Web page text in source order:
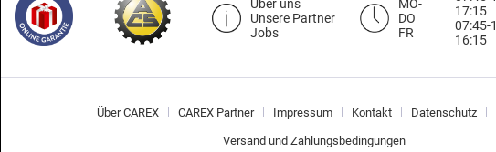
Über uns
Unsere Partner
Jobs
MO-
DO
FR
17:15
07:45-
16:15
Über CAREX CAREX Partner Impressum Kontakt Datenschutz
Versand und Zahlungsbedingungen